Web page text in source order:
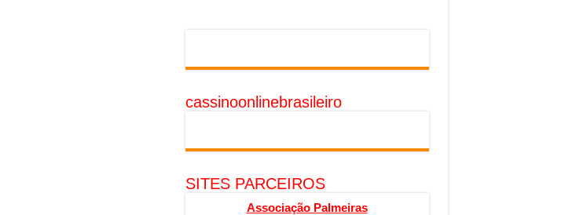
cassinoonlinebrasileiro
SITES PARCEIROS
Associação Palmeiras